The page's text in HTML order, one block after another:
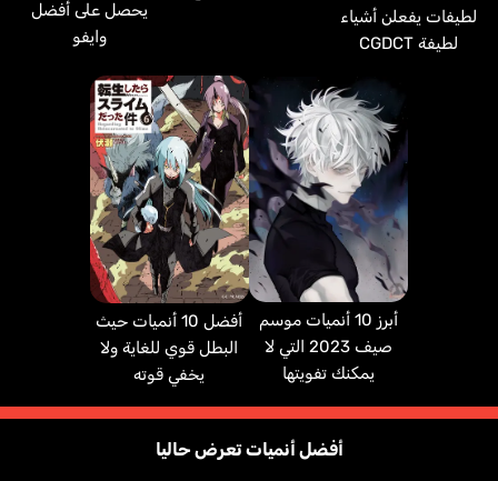
لطيفات يفعلن أشياء
لطيفة CGDCT
يحصل على أفضل
وايفو
أبرز 10 أنميات موسم
صيف 2023 التي لا
يمكنك تفويتها
أفضل 10 أنميات حيث
البطل قوي للغاية ولا
يخفي قوته
أفضل أنميات تعرض حاليا